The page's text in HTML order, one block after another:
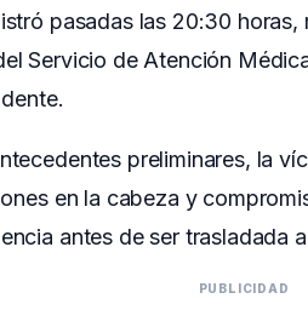
pasadas las 20:30
Servicio de Atención
preliminares, la
en la cabeza y
antes de ser trasladada
PUBLICIDAD